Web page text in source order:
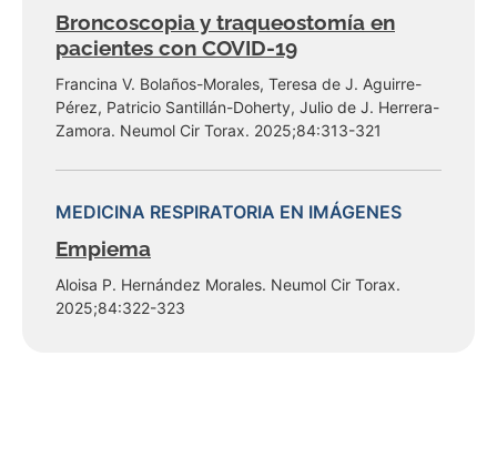
Broncoscopia y traqueostomía en
pacientes con COVID-19
Francina V. Bolaños-Morales, Teresa de J. Aguirre-
Pérez, Patricio Santillán-Doherty, Julio de J. Herrera-
Zamora. Neumol Cir Torax. 2025;84:313-321
MEDICINA RESPIRATORIA EN IMÁGENES
Empiema
Aloisa P. Hernández Morales. Neumol Cir Torax.
2025;84:322-323